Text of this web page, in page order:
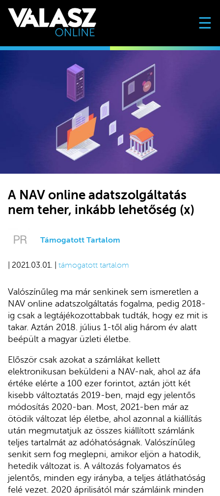
☰
A NAV online adatszolgáltatás
nem teher, inkább lehetőség (x)
Támogatott Tartalom
| 2021.03.01. | támogatott tartalom
Valószínűleg ma már senkinek sem ismeretlen a
NAV online adatszolgáltatás fogalma, pedig 2018-
ig csak a legtájékozottabbak tudták, hogy ez mit is
takar. Aztán 2018. július 1-től alig három év alatt
beépült a magyar üzleti életbe.
Először csak azokat a számlákat kellett
elektronikusan beküldeni a NAV-nak, ahol az áfa
értéke elérte a 100 ezer forintot, aztán jött két
kisebb változtatás 2019-ben, majd egy jelentős
módosítás 2020-ban. Most, 2021-ben már az
ötödik változat lép életbe, ahol azonnal a kiállítás
után megmutatjuk az összes kiállított számlánk
teljes tartalmát az adóhatóságnak. Valószínűleg
senkit sem fog meglepni, amikor eljön a hatodik,
hetedik változat is. A változás folyamatos és
jelentős, minden egy irányba, a teljes átláthatóság
felé vezet. 2020 áprilisától már számláink minden